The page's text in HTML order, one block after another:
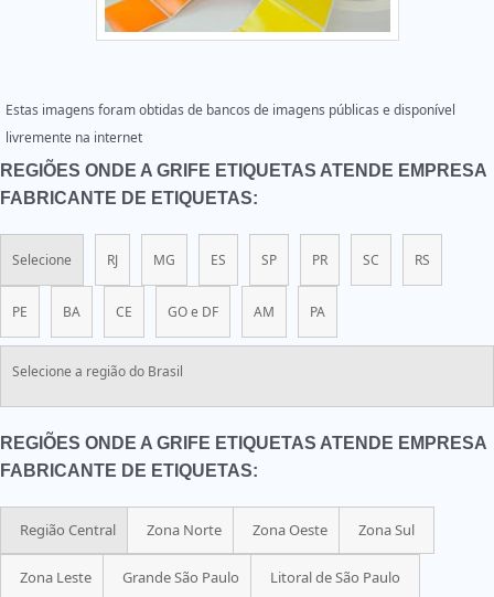
Estas imagens foram obtidas de bancos de imagens públicas e disponível
livremente na internet
REGIÕES ONDE A GRIFE ETIQUETAS ATENDE EMPRESA
FABRICANTE DE ETIQUETAS:
Selecione RJ MG ES SP PR SC RS
PE BA CE GO e DF AM PA
Selecione a região do Brasil
REGIÕES ONDE A GRIFE ETIQUETAS ATENDE EMPRESA
FABRICANTE DE ETIQUETAS:
Região Central Zona Norte Zona Oeste Zona Sul
Zona Leste Grande São Paulo Litoral de São Paulo